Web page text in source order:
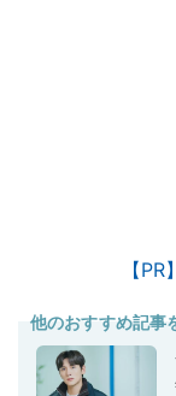
【
他のおすすめ記事